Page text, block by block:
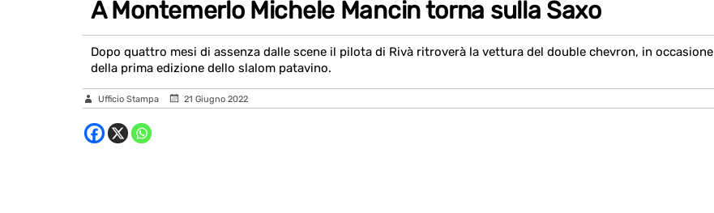
A Montemerlo Michele Mancin torna sulla Saxo
Dopo quattro mesi di assenza dalle scene il pilota di Rivà ritroverà la vettura del double chevron, in occasione
della prima edizione dello slalom patavino.
Ufficio Stampa 21 Giugno 2022